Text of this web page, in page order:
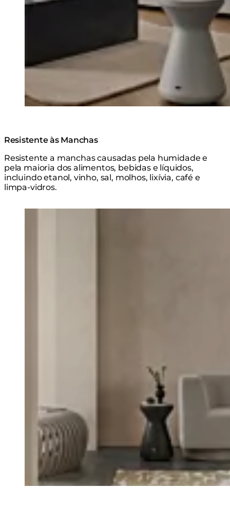
Resistente às Manchas
Resistente a manchas causadas pela humidade e
pela maioria dos alimentos, bebidas e líquidos,
incluindo etanol, vinho, sal, molhos, lixívia, café e
limpa-vidros.